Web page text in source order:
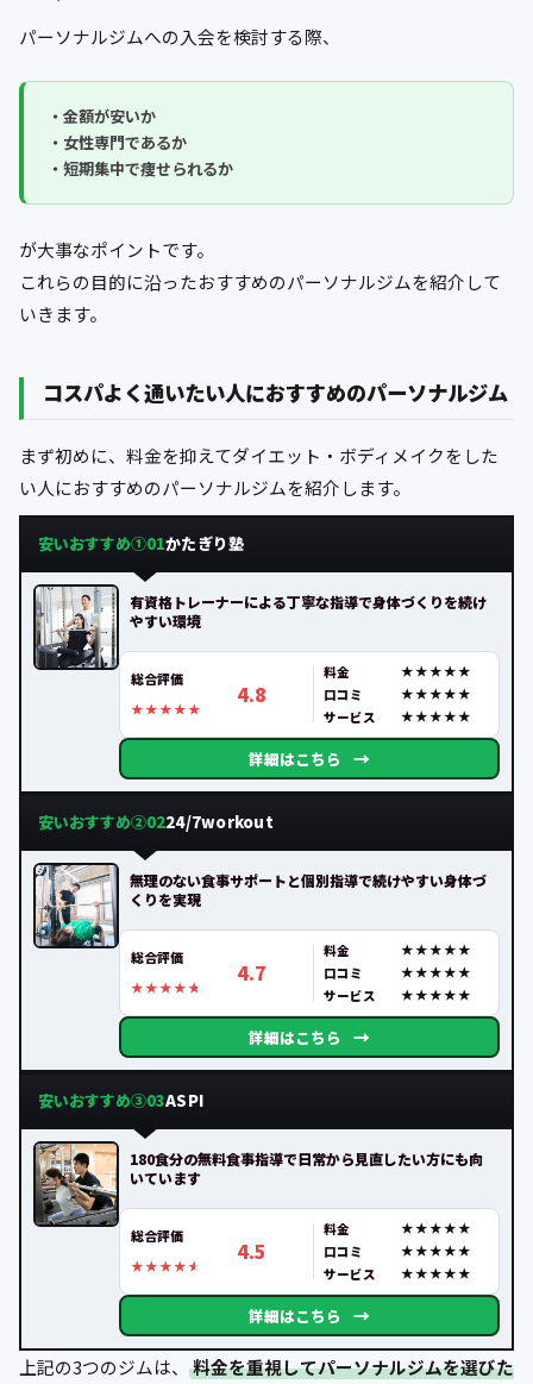
パーソナルジムへの入会を検討する際、
・金額が安いか
・女性専門であるか
・短期集中で痩せられるか
が大事なポイントです。
これらの目的に沿ったおすすめのパーソナルジムを紹介して
いきます。
コスパよく通いたい人におすすめのパーソナルジム
まず初めに、料金を抑えてダイエット・ボディメイクをした
い人におすすめのパーソナルジムを紹介します。
安いおすすめ①01かたぎり塾
有資格トレーナーによる丁寧な指導で身体づくりを続け
やすい環境
総合評価
4.8
料金
口コミ
サービス
詳細はこちら →
安いおすすめ②0224/7workout
無理のない食事サポートと個別指導で続けやすい身体づ
くりを実現
総合評価
4.7
料金
口コミ
サービス
詳細はこちら →
安いおすすめ③03ASPI
180食分の無料食事指導で日常から見直したい方にも向
いています
総合評価
4.5
料金
口コミ
サービス
詳細はこちら →
上記の3つのジムは、
料金を重視してパーソナルジムを選びた